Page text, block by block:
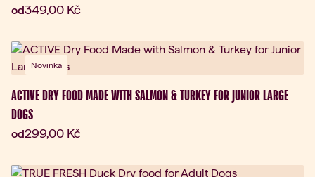
odAktuální cena:
349,00 Kč
Novinka
ACTIVE DRY FOOD MADE WITH SALMON & TURKEY FOR JUNIOR LARGE
DOGS
odAktuální cena:
299,00 Kč